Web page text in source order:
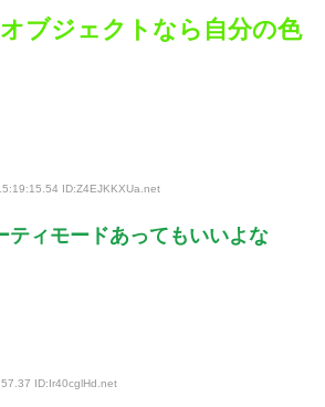
ブジェクトなら自分の色
ID:Z4EJKKXUa .net
ティモードあってもいいよな
ID:Ir40cglHd .net